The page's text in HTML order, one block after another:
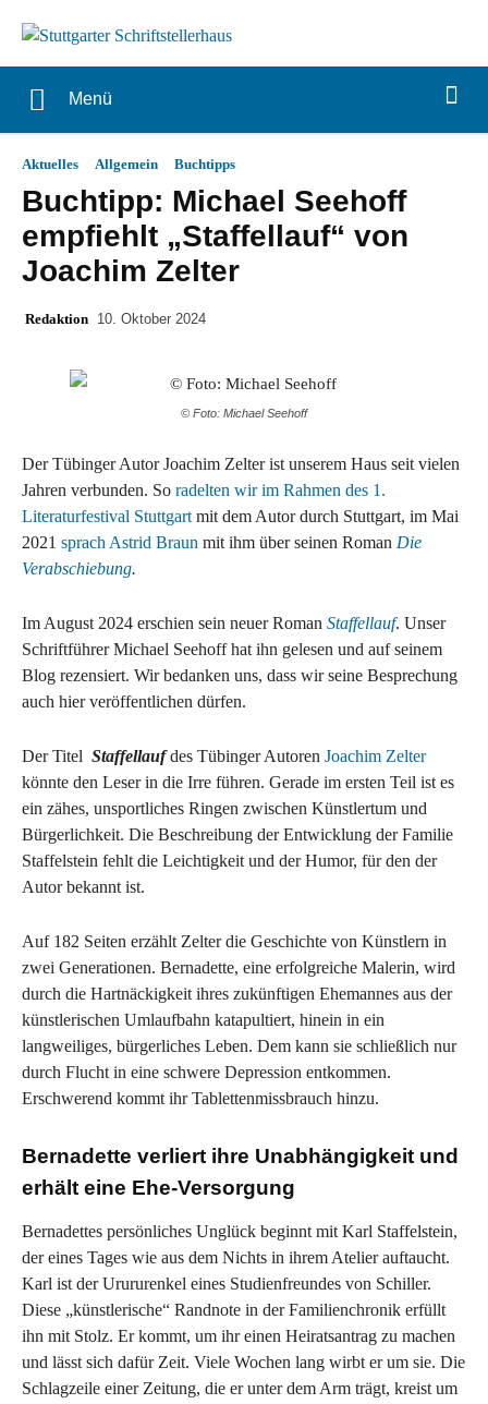
Menü
Aktuelles Allgemein Buchtipps
Buchtipp: Michael Seehoff
empfiehlt „Staffellauf“ von
Joachim Zelter
Redaktion 10. Oktober 2024
© Foto: Michael Seehoff
Der Tübinger Autor Joachim Zelter ist unserem Haus seit vielen
Jahren verbunden. So radelten wir im Rahmen des 1.
Literaturfestival Stuttgart mit dem Autor durch Stuttgart, im Mai
2021 sprach Astrid Braun mit ihm über seinen Roman Die
Verabschiebung.
Im August 2024 erschien sein neuer Roman Staffellauf. Unser
Schriftführer Michael Seehoff hat ihn gelesen und auf seinem
Blog rezensiert. Wir bedanken uns, dass wir seine Besprechung
auch hier veröffentlichen dürfen.
Der Titel Staffellaufdes Tübinger Autoren Joachim Zelter
könnte den Leser in die Irre führen. Gerade im ersten Teil ist es
ein zähes, unsportliches Ringen zwischen Künstlertum und
Bürgerlichkeit. Die Beschreibung der Entwicklung der Familie
Staffelstein fehlt die Leichtigkeit und der Humor, für den der
Autor bekannt ist.
Auf 182 Seiten erzählt Zelter die Geschichte von Künstlern in
zwei Generationen. Bernadette, eine erfolgreiche Malerin, wird
durch die Hartnäckigkeit ihres zukünftigen Ehemannes aus der
künstlerischen Umlaufbahn katapultiert, hinein in ein
langweiliges, bürgerliches Leben. Dem kann sie schließlich nur
durch Flucht in eine schwere Depression entkommen.
Erschwerend kommt ihr Tablettenmissbrauch hinzu.
Bernadette verliert ihre Unabhängigkeit und
erhält eine Ehe-Versorgung
Bernadettes persönliches Unglück beginnt mit Karl Staffelstein,
der eines Tages wie aus dem Nichts in ihrem Atelier auftaucht.
Karl ist der Urururenkel eines Studienfreundes von Schiller.
Diese „künstlerische“ Randnote in der Familienchronik erfüllt
ihn mit Stolz. Er kommt, um ihr einen Heiratsantrag zu machen
und lässt sich dafür Zeit. Viele Wochen lang wirbt er um sie. Die
Schlagzeile einer Zeitung, die er unter dem Arm trägt, kreist um